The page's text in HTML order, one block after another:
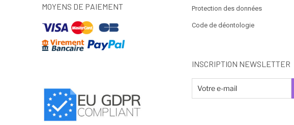
MOYENS DE PAIEMENT Protection des données
Code de déontologie
INSCRIPTION NEWSLETTER